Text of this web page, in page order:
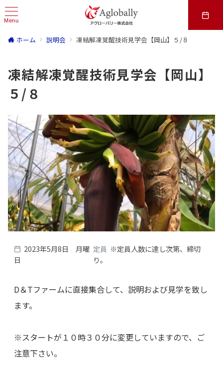
Menu
ホーム 説明会 凍結解凍覚醒技術見学会【岡山】５/８
凍結解凍覚醒技術見学会【岡山】
５/８
2023年5月8日 月曜
日
定員 ※定員人数に達し次第、締切
り。
D＆Tファームに直接集合して、説明および見学を致し
ます。
※スタートが１０時３０分に変更していますので、ご
注意下さい。